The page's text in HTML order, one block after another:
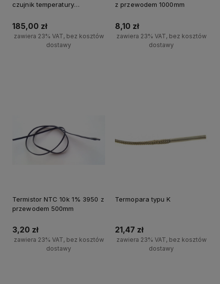
czujnik temperatury
stali nierdzewnej
185,00 zł
zawiera 23% VAT, bez kosztów
dostawy
z przewodem 1000mm
8,10 zł
zawiera 23% VAT, bez kosztów
dostawy
Termistor NTC 10k 1% 3950 z
przewodem 500mm
3,20 zł
zawiera 23% VAT, bez kosztów
dostawy
Termopara typu K
21,47 zł
zawiera 23% VAT, bez kosztów
dostawy